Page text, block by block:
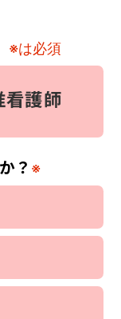
※は必須
看護師
？ ※